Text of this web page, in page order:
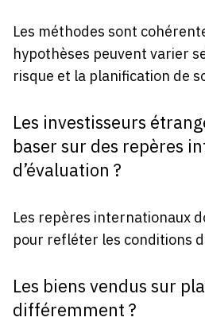
Les méthodes sont
hypothèses peuvent varier
risque et la planification de
Les investisseurs
baser sur des repères
d’évaluation ?
Les repères internationaux
pour refléter les conditions
Les biens vendus sur
différemment ?